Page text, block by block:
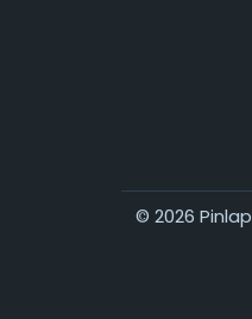
© 2026 Pinlap